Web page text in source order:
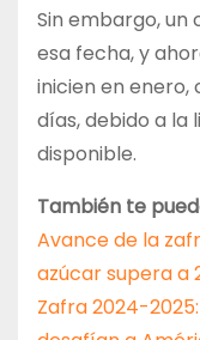
Sin embargo,
esa fecha, y
inicien en enero,
días, debido a la
disponible.
También te
Avance de la
azúcar supera a
Zafra 2024-